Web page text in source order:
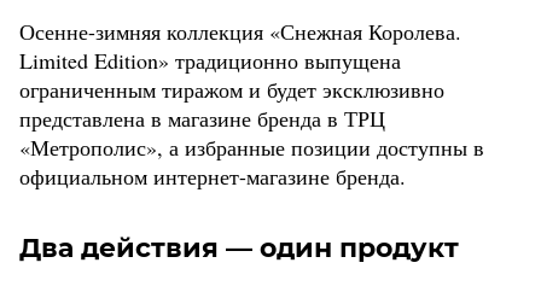
Осенне-зимняя коллекция «Снежная Королева.
Limited Edition» традиционно выпущена
ограниченным тиражом и будет эксклюзивно
представлена в магазине бренда в ТРЦ
«Метрополис», а избранные позиции доступны в
официальном интернет-магазине бренда.
Два действия — один продукт